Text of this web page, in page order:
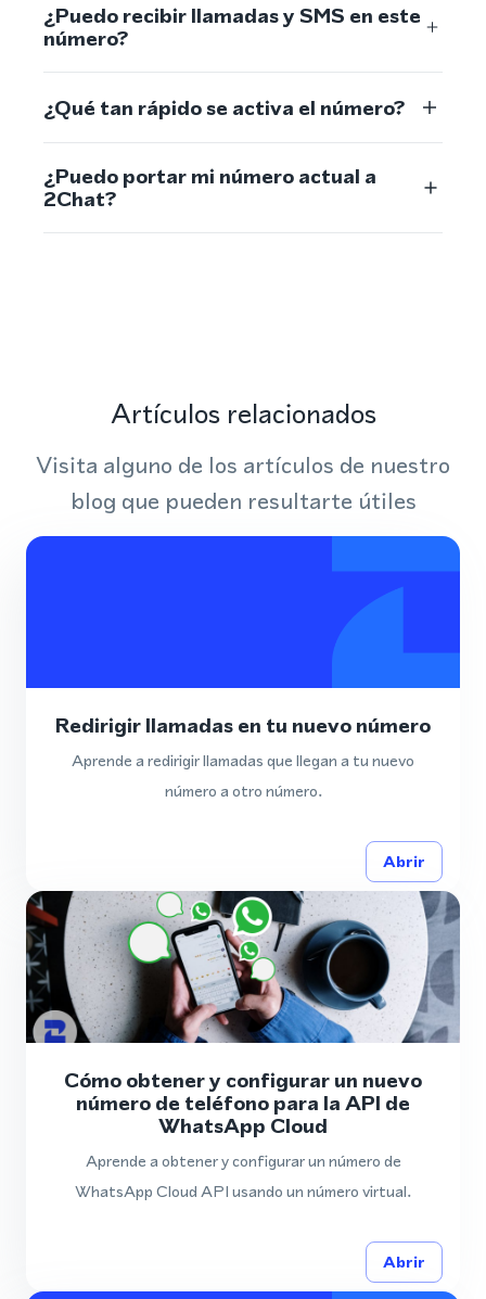
¿Puedo recibir llamadas y SMS en este
número?
¿Qué tan rápido se activa el número?
¿Puedo portar mi número actual a
2Chat?
Artículos relacionados
Visita alguno de los artículos de nuestro
blog que pueden resultarte útiles
Redirigir llamadas en tu nuevo número
Aprende a redirigir llamadas que llegan a tu nuevo
número a otro número.
Abrir
Cómo obtener y configurar un nuevo
número de teléfono para la API de
WhatsApp Cloud
Aprende a obtener y configurar un número de
WhatsApp Cloud API usando un número virtual.
Abrir